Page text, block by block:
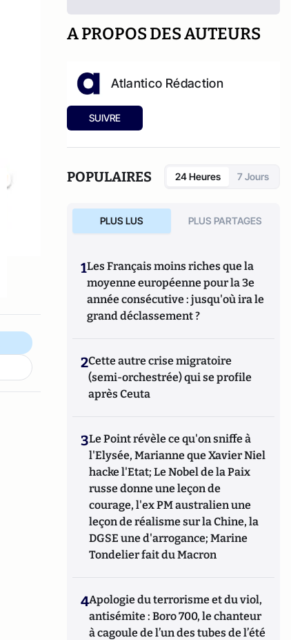
A PROPOS DES AUTEURS
Atlantico Rédaction
SUIVRE
POPULAIRES 24 Heures 7 Jours
PLUS LUS PLUS PARTAGES
1Les Français moins riches que la
moyenne européenne pour la 3e
année consécutive : jusqu'où ira le
grand déclassement ?
2Cette autre crise migratoire
(semi-orchestrée) qui se profile
après Ceuta
3Le Point révèle ce qu'on sniffe à
l'Elysée, Marianne que Xavier Niel
hacke l'Etat; Le Nobel de la Paix
russe donne une leçon de
courage, l'ex PM australien une
leçon de réalisme sur la Chine, la
DGSE une d'arrogance; Marine
Tondelier fait du Macron
4Apologie du terrorisme et du viol,
antisémite : Boro 700, le chanteur
à cagoule de l’un des tubes de l’été